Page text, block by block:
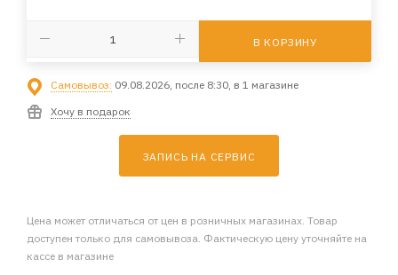
В КОРЗИНУ
Самовывоз: 09.08.2026, после 8:30, в 1 магазине
Хочу в подарок
ЗАПИСЬ НА СЕРВИС
Цена может отличаться от цен в розничных магазинах. Товар
доступен только для самовывоза. Фактическую цену уточняйте на
кассе в магазине